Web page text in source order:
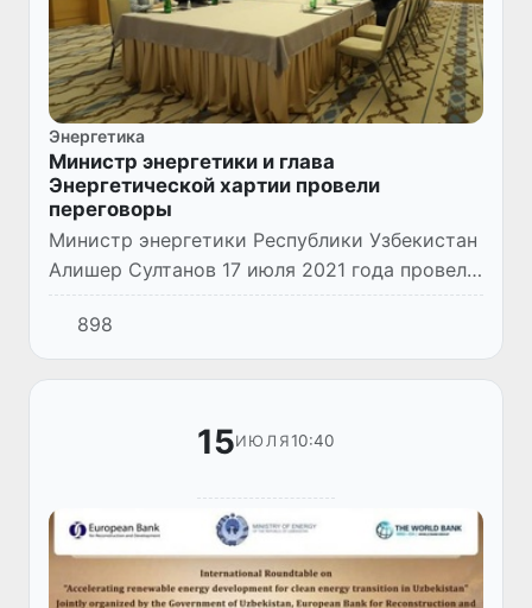
Энергетика
Министр энергетики и глава
Энергетической хартии провели
переговоры
Министр энергетики Республики Узбекистан
Алишер Султанов 17 июля 2021 года провел
переговоры с Генеральным секретарем
Международной Энергетической хартии
Урбаном Руснаком.
898
15ИЮЛЯ10:40